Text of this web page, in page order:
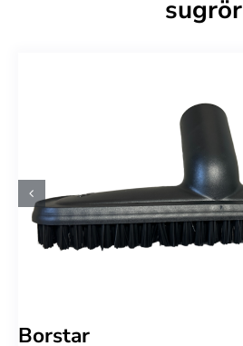
sugrör
Borstar